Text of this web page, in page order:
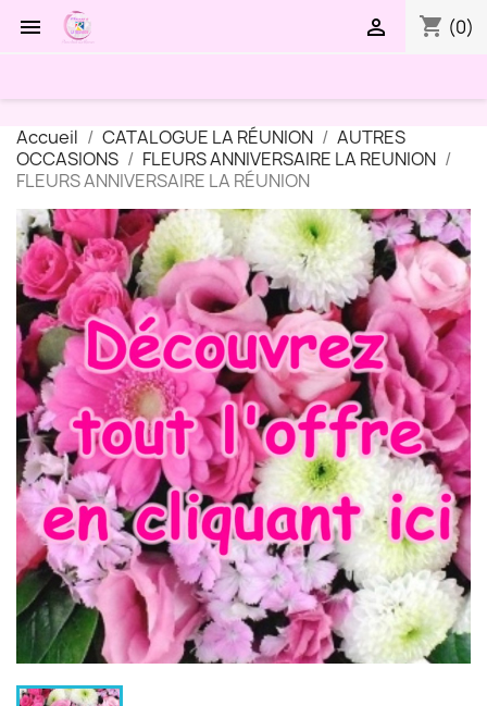
 shopping_cart (0)

Accueil CATALOGUE LA RÉUNION
AUTRES
OCCASIONS
FLEURS ANNIVERSAIRE LA REUNION
FLEURS ANNIVERSAIRE LA RÉUNION